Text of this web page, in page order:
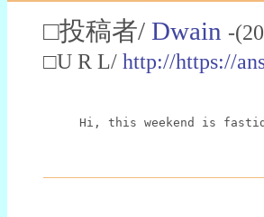
□投稿者/ Dwain -
□U R L/ http://https://
Hi, this weekend is